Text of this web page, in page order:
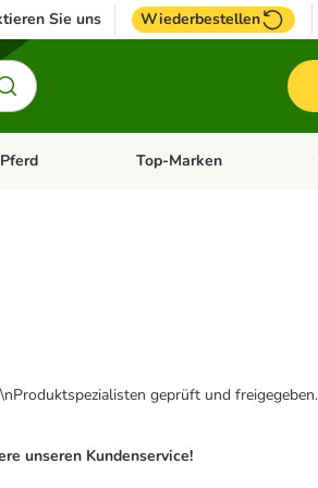
Sie uns Wiederbestellen
Fisch Menü öffnen: Vogel
Pferd Kategorie-Menü öffnen: Pferd
Top-Marken
geprüft und
unseren Kundenservice!